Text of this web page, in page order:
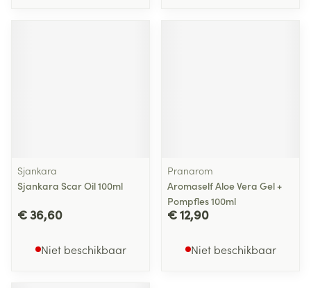
Sjankara
Sjankara Scar Oil 100ml
€ 36,60
Niet beschikbaar
Pranarom
Aromaself Aloe Vera Gel +
Pompfles 100ml
€ 12,90
Niet beschikbaar